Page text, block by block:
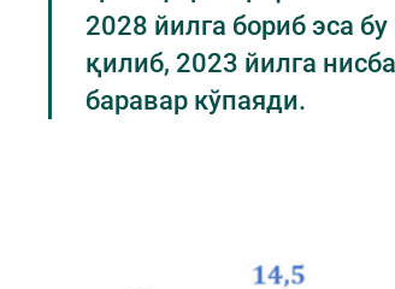
2028 йилга бориб эса
қилиб, 2023 йилга
баравар кўпаяди.